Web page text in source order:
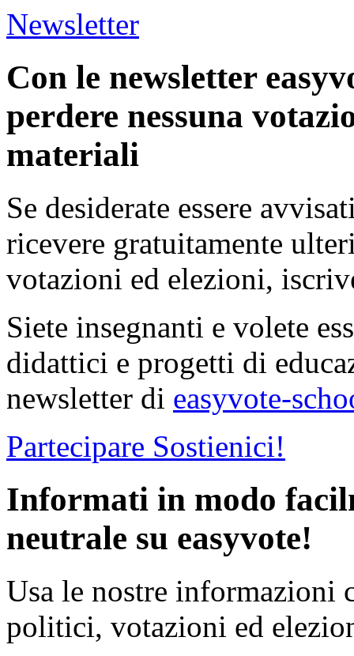
Newsletter
Con le newsletter
perdere nessuna
materiali
Se desiderate essere
ricevere gratuitamente
votazioni ed elezioni,
Siete insegnanti e volete
didattici e progetti di
newsletter di easyvote-
Partecipare Sostienici!
Informati in modo
neutrale su easyvote!
Usa le nostre informazioni
politici, votazioni ed